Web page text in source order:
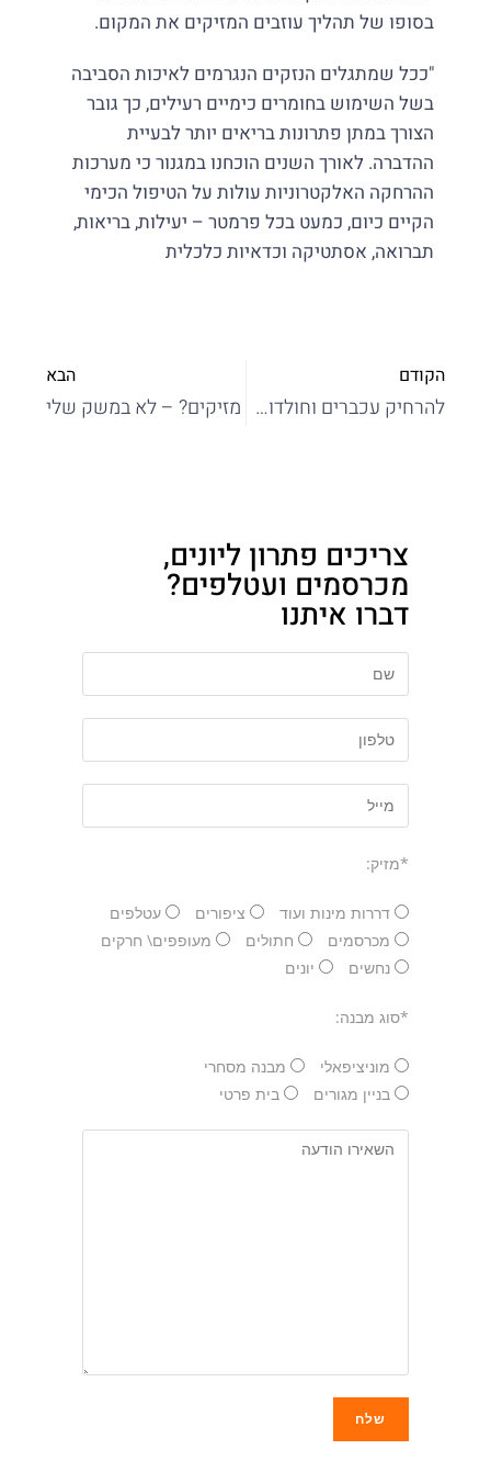
בסופו של תהליך עוזבים המזיקים את המקום.
"ככל שמתגלים הנזקים הנגרמים לאיכות הסביבה
בשל השימוש בחומרים כימיים רעילים, כך גובר
הצורך במתן פתרונות בריאים יותר לבעיית
ההדברה. לאורך השנים הוכחנו במגנור כי מערכות
ההרחקה האלקטרוניות עולות על הטיפול הכימי
הקיים כיום, כמעט בכל פרמטר – יעילות, בריאות,
תברואה, אסתטיקה וכדאיות כלכלית
הקודם
להרחיק עכברים וחולדות באמצעות הדברה אלקטרונית
הבא
מזיקים? – לא במשק שלי
צריכים פתרון ליונים,
מכרסמים ועטלפים?
דברו איתנו
*מזיק:
דררות מינות ועוד ציפורים
עטלפים
מכרסמים
חתולים
מעופפים\ חרקים
נחשים
יונים
*סוג מבנה:
מוניציפאלי
מבנה מסחרי
בניין מגורים
בית פרטי